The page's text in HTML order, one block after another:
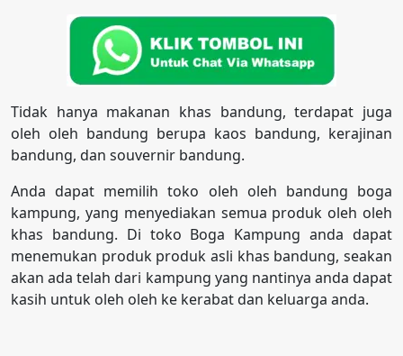
Tidak hanya makanan khas bandung, terdapat juga
oleh oleh bandung berupa kaos bandung, kerajinan
bandung, dan souvernir bandung.
Anda dapat memilih toko oleh oleh bandung boga
kampung, yang menyediakan semua produk oleh oleh
khas bandung. Di toko Boga Kampung anda dapat
menemukan produk produk asli khas bandung, seakan
akan ada telah dari kampung yang nantinya anda dapat
kasih untuk oleh oleh ke kerabat dan keluarga anda.